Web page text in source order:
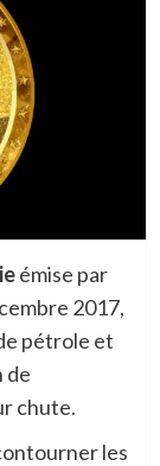
émise par
2017,
pétrole et
de
chute.
les